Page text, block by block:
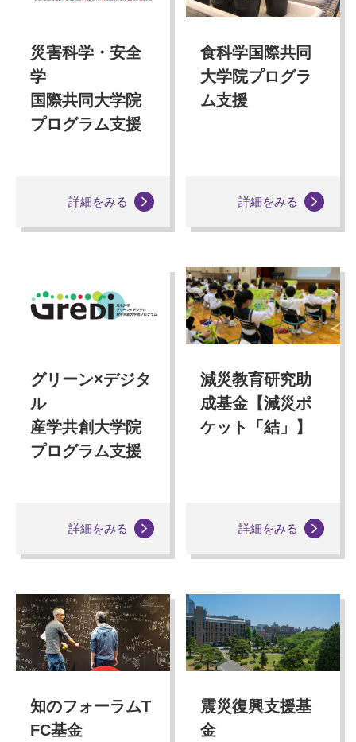
災害科学・安全
学
国際共同大学院
プログラム支援
詳細をみる
食科学国際共同
大学院プログラ
ム支援
詳細をみる
グリーン×デジタ
ル
産学共創大学院
プログラム支援
詳細をみる
減災教育研究助
成基金【減災ポ
ケット「結」】
詳細をみる
知のフォーラムT
FC基金
震災復興支援基
金